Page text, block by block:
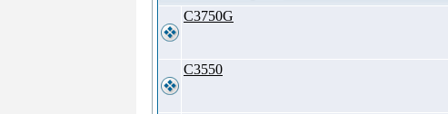
C3750G
C3550